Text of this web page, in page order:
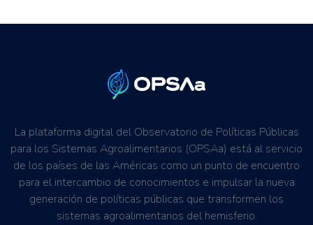
La plataforma digital del Observatorio de Políticas Públicas
para los Sistemas Agroalimentarios (OPSAa) está al servicio
de los países de las Américas como un punto de encuentro
para el intercambio de conocimientos e impulsar la nueva
generación de políticas públicas que transformen los
sistemas agroalimentarios del hemisferio.